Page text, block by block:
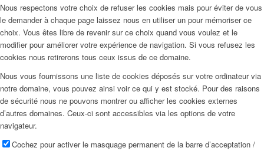
Nous respectons votre choix de refuser les cookies mais pour éviter de vous
le demander à chaque page laissez nous en utiliser un pour mémoriser ce
choix. Vous êtes libre de revenir sur ce choix quand vous voulez et le
modifier pour améliorer votre expérience de navigation. Si vous refusez les
cookies nous retirerons tous ceux issus de ce domaine.
Nous vous fournissons une liste de cookies déposés sur votre ordinateur via
notre domaine, vous pouvez ainsi voir ce qui y est stocké. Pour des raisons
de sécurité nous ne pouvons montrer ou afficher les cookies externes
d’autres domaines. Ceux-ci sont accessibles via les options de votre
navigateur.
Cochez pour activer le masquage permanent de la barre d’acceptation /